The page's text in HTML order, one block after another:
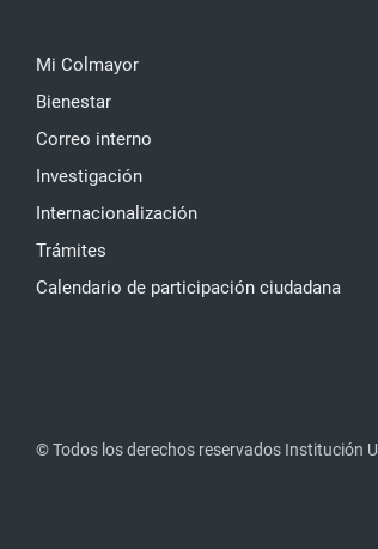
Mi Colmayor
Bienestar
Correo interno
Investigación
Internacionalización
Trámites
Calendario de participación ciudadana
© Todos los derechos reservados Institución